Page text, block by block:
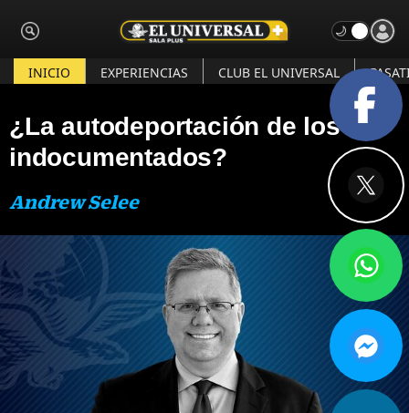
INICIO EXPERIENCIAS CLUB EL UNIVERSAL
¿La autodeportación de los
indocumentados?
Andrew Selee